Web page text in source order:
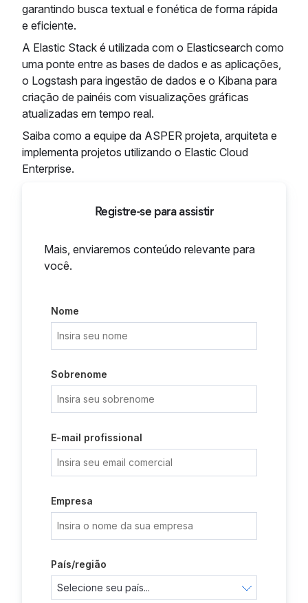
garantindo busca textual e fonética de forma rápida
e eficiente.
A Elastic Stack é utilizada com o Elasticsearch como
uma ponte entre as bases de dados e as aplicações,
o Logstash para ingestão de dados e o Kibana para
criação de painéis com visualizações gráficas
atualizadas em tempo real.
Saiba como a equipe da ASPER projeta, arquiteta e
implementa projetos utilizando o Elastic Cloud
Enterprise.
Registre-se para assistir
Mais, enviaremos conteúdo relevante para
você.
Nome
Sobrenome
E-mail profissional
Empresa
País/região